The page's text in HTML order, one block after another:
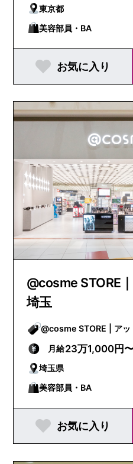
東京都
美容部員・BA
お気に入り
@cosme STORE
埼玉
月給23万1,000円
埼玉県
美容部員・BA
お気に入り